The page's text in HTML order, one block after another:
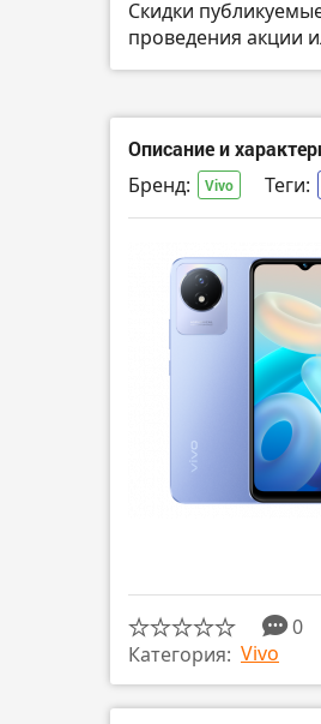
Скидки
проведения акции
Описание и
Бренд: Vivo Теги:
0
Категория: Vivo